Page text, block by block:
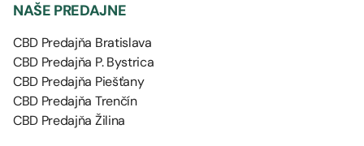
NAŠE PREDAJNE
CBD Predajňa Bratislava
CBD Predajňa P. Bystrica
CBD Predajňa Piešťany
CBD Predajňa Trenčín
CBD Predajňa Žilina